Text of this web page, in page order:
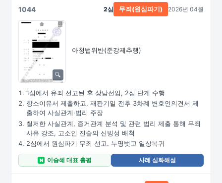
1044
아청법위반(준강제추행)
2심 무죄(원심파기) 2026년 04월
1심에서 유죄 선고된 후 상담선임, 2심 단계 수행
항소이유서 제출하고, 재판기일 전후 3차례 변호인의견서 제
출하여 사실관계·법리 주장
철저한 사실관계, 증거관계 분석 및 관련 법리 제출 통해 무죄
사유 강조, 고소인 진술의 신빙성 배척
2심에서 원심파기 무죄 선고. 누명벗고 일상복귀
N 이승혜 대표 총평 사례 심화해설